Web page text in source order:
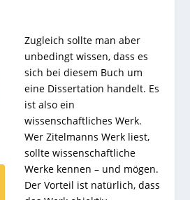
Zugleich sollte man aber
unbedingt wissen, dass es
sich bei diesem Buch um
eine Dissertation handelt. Es
ist also ein
wissenschaftliches Werk.
Wer Zitelmanns Werk liest,
sollte wissenschaftliche
Werke kennen – und mögen.
Der Vorteil ist natürlich, dass